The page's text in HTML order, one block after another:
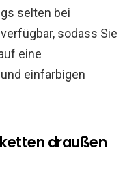
selten bei
sodass Sie
eine
einfarbigen
draußen